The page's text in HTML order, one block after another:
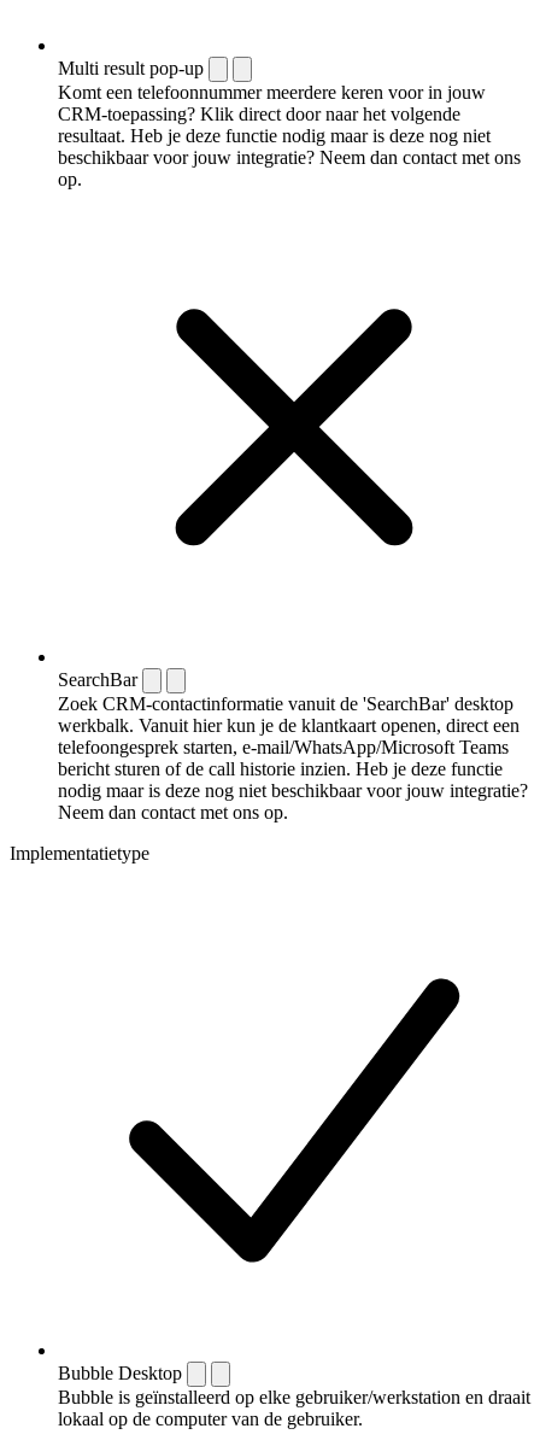
Multi result pop-up
Komt een telefoonnummer meerdere keren voor in jouw
CRM-toepassing? Klik direct door naar het volgende
resultaat. Heb je deze functie nodig maar is deze nog niet
beschikbaar voor jouw integratie? Neem dan contact met ons
op.
SearchBar
Zoek CRM-contactinformatie vanuit de 'SearchBar' desktop
werkbalk. Vanuit hier kun je de klantkaart openen, direct een
telefoongesprek starten, e-mail/WhatsApp/Microsoft Teams
bericht sturen of de call historie inzien. Heb je deze functie
nodig maar is deze nog niet beschikbaar voor jouw integratie?
Neem dan contact met ons op.
Implementatietype
Bubble Desktop
Bubble is geïnstalleerd op elke gebruiker/werkstation en draait
lokaal op de computer van de gebruiker.